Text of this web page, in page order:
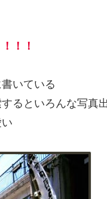
！！
いている
するといろんな写真